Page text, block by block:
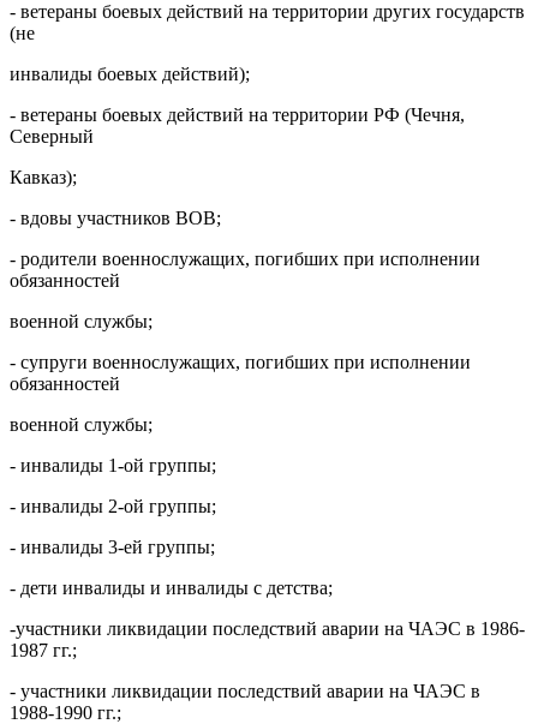
- ветераны боевых действий на территории других государств
(не
инвалиды боевых действий);
- ветераны боевых действий на территории РФ (Чечня,
Северный
Кавказ);
- вдовы участников ВОВ;
- родители военнослужащих, погибших при исполнении
обязанностей
военной службы;
- супруги военнослужащих, погибших при исполнении
обязанностей
военной службы;
- инвалиды 1-ой группы;
- инвалиды 2-ой группы;
- инвалиды 3-ей группы;
- дети инвалиды и инвалиды с детства;
-участники ликвидации последствий аварии на ЧАЭС в 1986-
1987 гг.;
- участники ликвидации последствий аварии на ЧАЭС в
1988-1990 гг.;